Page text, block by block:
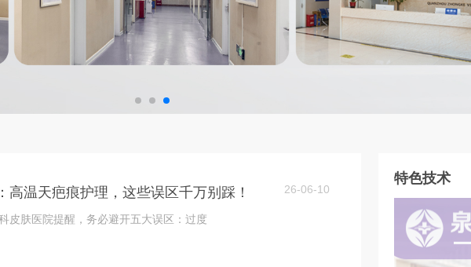
高温天疤痕护理，这些误区千万别踩！ 26-06-10
皮肤医院提醒，务必避开五大误区：过度
特色技术